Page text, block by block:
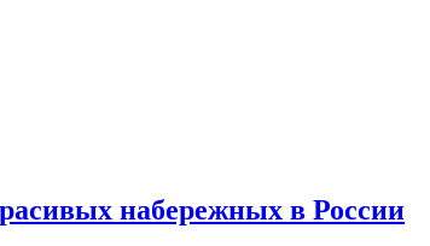
набережных в России